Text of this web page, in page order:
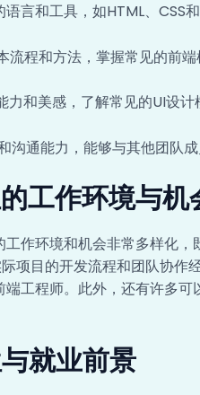
语言和工具，如HTML、CSS
流程和方法，掌握常见的前端
力和美感，了解常见的UI设计
沟通能力，能够与其他团队成
工作环境与机
作环境和机会非常多样化
项目的开发流程和团队协
工程师。此外，还有许多
就业前景